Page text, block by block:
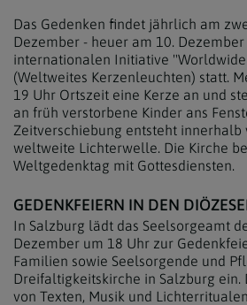
Das Gedenken findet jährlich am
Dezember - heuer am 10.
internationalen Initiative
(Weltweites Kerzenleuchten) statt.
19 Uhr Ortszeit eine Kerze an und
an früh verstorbene Kinder ans
Zeitverschiebung entsteht innerhalb
weltweite Lichterwelle. Die Kirche
Weltgedenktag mit Gottesdiensten.
GEDENKFEIERN IN DEN
In Salzburg lädt das Seelsorgeamt
Dezember um 18 Uhr zur
Familien sowie Seelsorgende und
Dreifaltigkeitskirche in Salzburg ein.
von Texten, Musik und